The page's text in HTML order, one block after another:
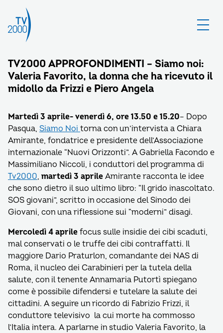
TV2000 APPROFONDIMENTI – Siamo noi:
Valeria Favorito, la donna che ha ricevuto il
midollo da Frizzi e Piero Angela
Martedì 3 aprile- venerdì 6, ore 13.50 e 15.20– Dopo
Pasqua, Siamo Noi torna con un’intervista a Chiara
Amirante, fondatrice e presidente dell’Associazione
internazionale “Nuovi Orizzonti”. A Gabriella Facondo e
Massimiliano Niccoli, i conduttori del programma di
Tv2000, martedì 3 aprile Amirante racconta le idee
che sono dietro il suo ultimo libro: “Il grido inascoltato.
SOS giovani”, scritto in occasione del Sinodo dei
Giovani, con una riflessione sui “moderni” disagi.
Mercoledì 4 aprile focus sulle insidie dei cibi scaduti,
mal conservati o le truffe dei cibi contraffatti. Il
maggiore Dario Praturlon, comandante dei NAS di
Roma, il nucleo dei Carabinieri per la tutela della
salute, con il tenente Annamaria Putortì spiegano
come è possibile difendersi e tutelare la salute dei
cittadini. A seguire un ricordo di Fabrizio Frizzi, il
conduttore televisivo la cui morte ha commosso
l’Italia intera. A parlarne in studio Valeria Favorito, la